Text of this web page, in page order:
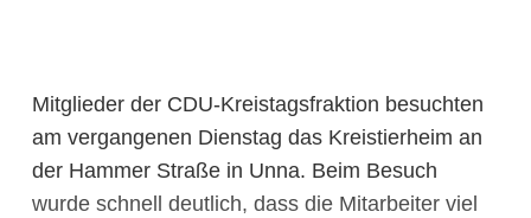
Mitglieder der CDU-Kreistagsfraktion besuchten
am vergangenen Dienstag das Kreistierheim an
der Hammer Straße in Unna. Beim Besuch
wurde schnell deutlich, dass die Mitarbeiter viel